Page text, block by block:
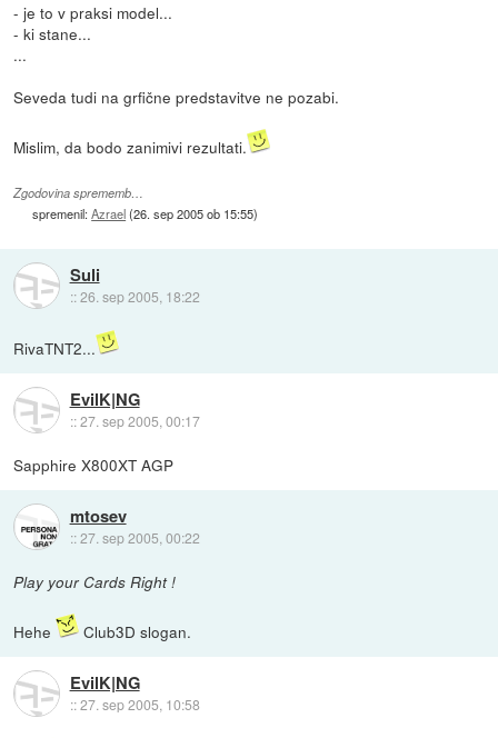
- je to v praksi model...
- ki stane...
...
Seveda tudi na grfične predstavitve ne pozabi.
Mislim, da bodo zanimivi rezultati.
Zgodovina sprememb…
spremenil:Azrael(26. sep 2005 ob 15:55)
Suli
::26. sep 2005, 18:22
RivaTNT2...
EvilK|NG
::27. sep 2005, 00:17
Sapphire X800XT AGP
mtosev
::27. sep 2005, 00:22
Play your Cards Right !
Hehe Club3D slogan.
EvilK|NG
::27. sep 2005, 10:58